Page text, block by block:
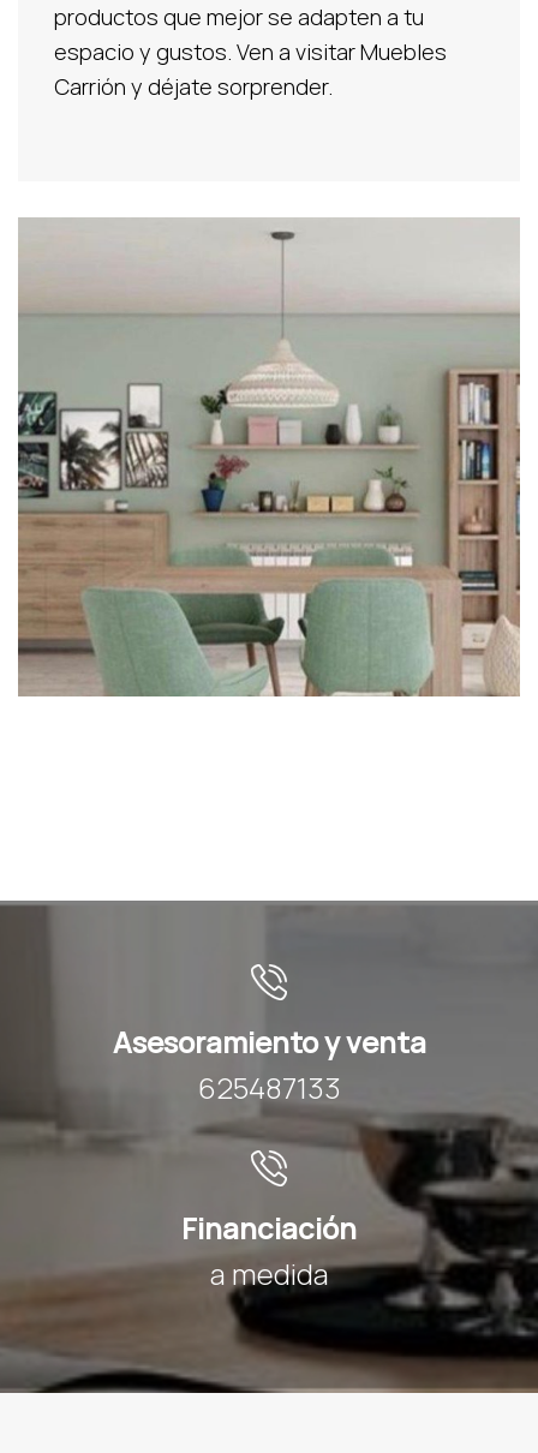
productos que mejor se adapten a tu
espacio y gustos. Ven a visitar Muebles
Carrión y déjate sorprender.
Asesoramiento y venta
625487133
Financiación
a medida